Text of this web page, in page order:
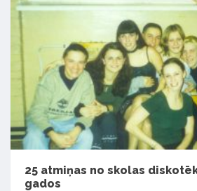
25 atmiņas no skolas
gados